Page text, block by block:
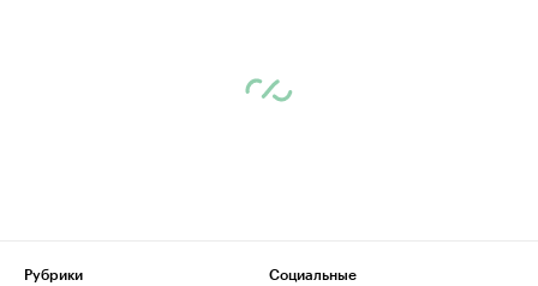
Рубрики
Социальные